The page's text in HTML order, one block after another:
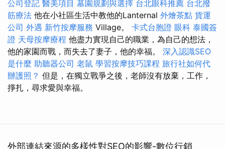
公司登記 醫美項目 墓園規劃與選擇 台北眼科推薦 台北撥
筋療法 他在小社區生活中教他的Lanternal 外燴茶點 貨運
公司 外遇 新竹按摩服務 Village。 卡式台胞證 眼科 泰國簽
證 天母按摩療程 他盡力實現自己的職業，為自己的想法，
他的家園而戰，而失去了妻子，他的幸福。 深入認識SEO
是什麼 助聽器公司 老鼠 學習按摩技巧課程 旅行社如何代
辦護照？ 但是，在獨立戰爭之後，老師沒有放棄，工作，
掙扎，尋求愛與幸福。
外部連結來源的多樣性對SEO的影響-數位行銷